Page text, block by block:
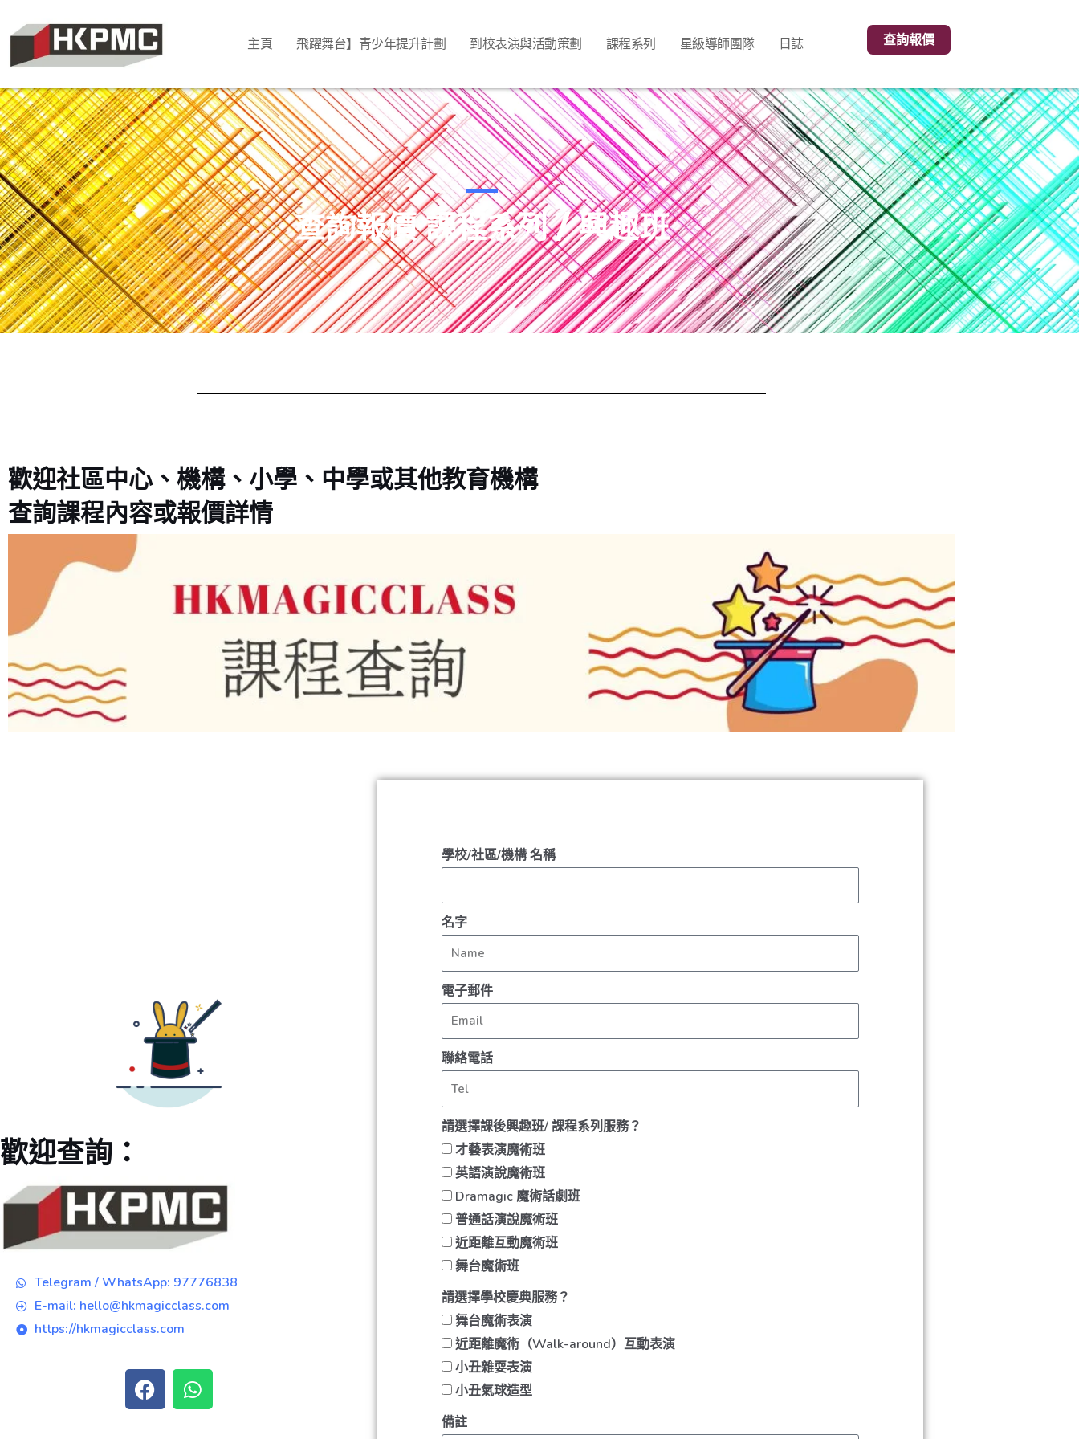
主頁 飛躍舞台】青少年提升計劃 到校表演與活動策劃 課程系列 星級導師團隊 日誌 查詢報價
查詢報價 課程系列 / 興趣班
歡迎社區中心、機構、小學、中學或其他教育機構
查詢課程內容或報價詳情
歡迎查詢：
Telegram / WhatsApp: 97776838
E-mail: hello@hkmagicclass.com
https://hkmagicclass.com
學校/社區/機構 名稱
名字
電子郵件
聯絡電話
請選擇課後興趣班/ 課程系列服務？
才藝表演魔術班
英語演說魔術班
Dramagic 魔術話劇班
普通話演說魔術班
近距離互動魔術班
舞台魔術班
請選擇學校慶典服務？
舞台魔術表演
近距離魔術（Walk-around）互動表演
小丑雜耍表演
小丑氣球造型
備註